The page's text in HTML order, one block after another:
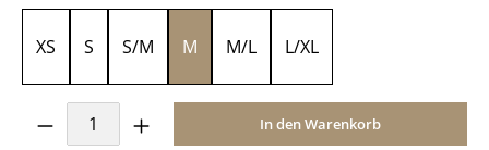
XS S S/M M M/L L/XL
Produkt Anzahl: Gib den gewünschten
In den Warenkorb